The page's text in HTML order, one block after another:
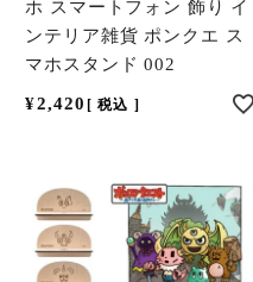
ホ スマートフォン 飾り イ
ンテリア雑貨 ポンクエ ス
マホスタンド 002
¥2,420 税込